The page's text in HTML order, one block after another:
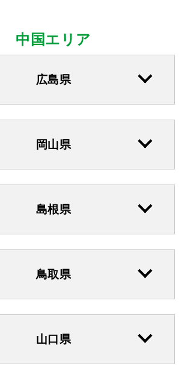
中国エリア
広島県
岡山県
島根県
鳥取県
山口県